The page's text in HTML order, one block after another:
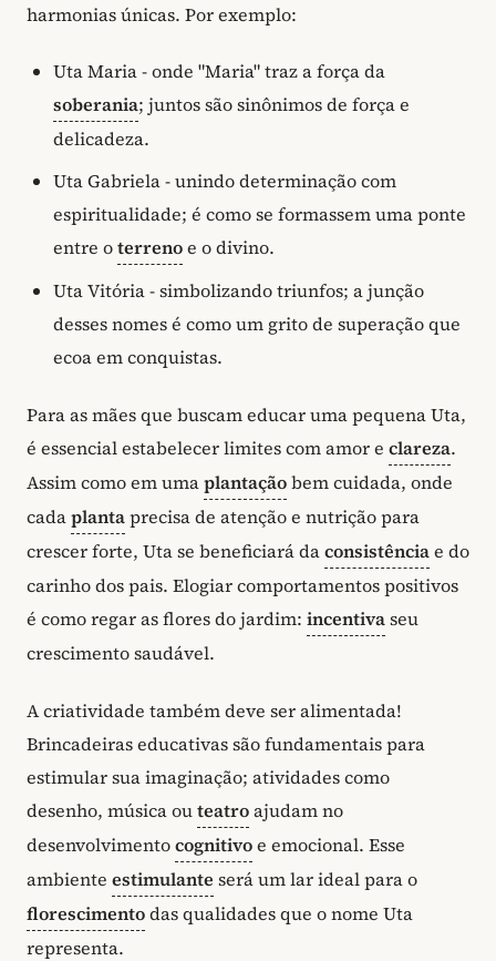
harmonias únicas. Por exemplo:
Uta Maria - onde "Maria" traz a força da
soberania; juntos são sinônimos de força e
delicadeza.
Uta Gabriela - unindo determinação com
espiritualidade; é como se formassem uma ponte
entre oterrenoe o divino.
Uta Vitória - simbolizando triunfos; a junção
desses nomes é como um grito de superação que
ecoa em conquistas.
Para as mães que buscam educar uma pequena Uta,
é essencial estabelecer limites com amor e clareza.
Assim como em umaplantaçãobem cuidada, onde
cadaplantaprecisa de atenção e nutrição para
crescer forte, Uta se beneficiará daconsistênciae do
carinho dos pais. Elogiar comportamentos positivos
é como regar as flores do jardim: incentivaseu
crescimento saudável.
A criatividade também deve ser alimentada!
Brincadeiras educativas são fundamentais para
estimular sua imaginação; atividades como
desenho, música outeatroajudam no
desenvolvimentocognitivoe emocional. Esse
ambiente estimulante será um lar ideal para o
florescimentodas qualidades que o nome Uta
representa.